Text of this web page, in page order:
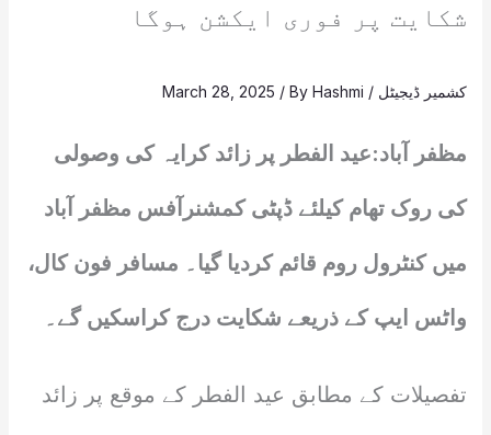
شکایت پر فوری ایکشن ہوگا
کشمیر ڈیجیٹل /
March 28, 2025 / ByHashmi
مظفر آباد:عید الفطر پر زائد کرایہ کی وصولی
کی روک تھام کیلئے ڈپٹی کمشنرآفس مظفر آباد
میں کنٹرول روم قائم کردیا گیا۔ مسافر فون کال،
واٹس ایپ کے ذریعے شکایت درج کراسکیں گے۔
تفصیلات کے مطابق عید الفطر کے موقع پر زائد